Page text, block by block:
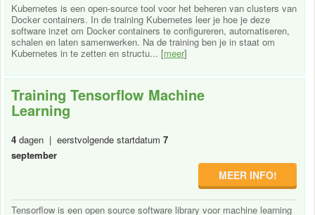
Kubernetes is een open-source tool voor het beheren van clusters van
Docker containers. In de training Kubernetes leer je hoe je deze
software inzet om Docker containers te configureren, automatiseren,
schalen en laten samenwerken. Na de training ben je in staat om
Kubernetes in te zetten en structu... [meer]
Training Tensorflow Machine
Learning
4 dagen | eerstvolgende startdatum 7
september
MEER INFO!
Tensorflow is een open source software library voor machine learning